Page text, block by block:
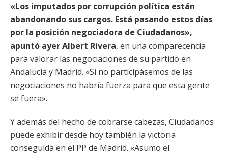
«Los imputados por corrupción política están
abandonando sus cargos. Está pasando estos días
por la posición negociadora de Ciudadanos»,
apuntó ayer Albert Rivera, en una comparecencia
para valorar las negociaciones de su partido en
Andalucía y Madrid. «Si no participásemos de las
negociaciones no habría fuerza para que esta gente
se fuera».
Y además del hecho de cobrarse cabezas, Ciudadanos
puede exhibir desde hoy también la victoria
conseguida en el PP de Madrid. «Asumo el